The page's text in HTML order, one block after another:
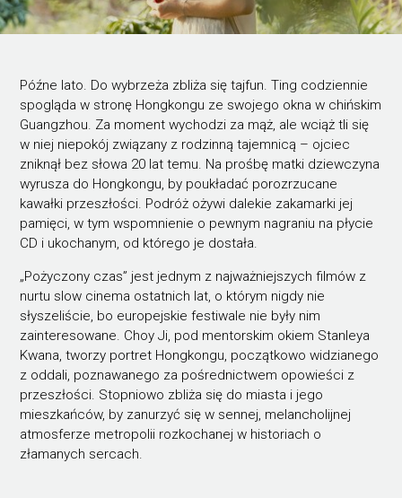
Późne lato. Do wybrzeża zbliża się tajfun. Ting codziennie
spogląda w stronę Hongkongu ze swojego okna w chińskim
Guangzhou. Za moment wychodzi za mąż, ale wciąż tli się
w niej niepokój związany z rodzinną tajemnicą – ojciec
zniknął bez słowa 20 lat temu. Na prośbę matki dziewczyna
wyrusza do Hongkongu, by poukładać porozrzucane
kawałki przeszłości. Podróż ożywi dalekie zakamarki jej
pamięci, w tym wspomnienie o pewnym nagraniu na płycie
CD i ukochanym, od którego je dostała.
„Pożyczony czas” jest jednym z najważniejszych filmów z
nurtu slow cinema ostatnich lat, o którym nigdy nie
słyszeliście, bo europejskie festiwale nie były nim
zainteresowane. Choy Ji, pod mentorskim okiem Stanleya
Kwana, tworzy portret Hongkongu, początkowo widzianego
z oddali, poznawanego za pośrednictwem opowieści z
przeszłości. Stopniowo zbliża się do miasta i jego
mieszkańców, by zanurzyć się w sennej, melancholijnej
atmosferze metropolii rozkochanej w historiach o
złamanych sercach.